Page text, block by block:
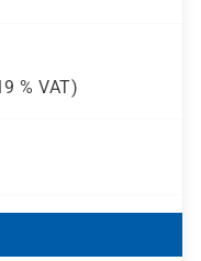
% VAT)